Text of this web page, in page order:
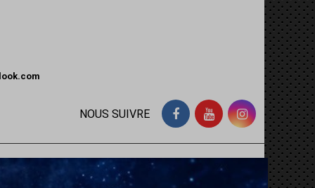
NOUS SUIVRE